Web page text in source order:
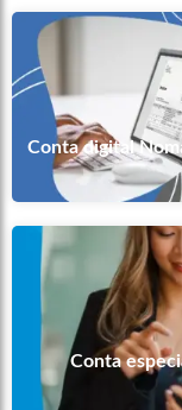
Conta digital
Conta